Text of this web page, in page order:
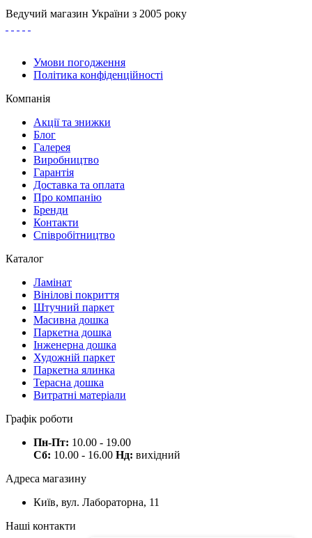
Ведучий магазин України з 2005 року
Умови погодження
Політика конфіденційності
Компанія
Акції та знижки
Блог
Галерея
Виробництво
Гарантія
Доставка та оплата
Про компанію
Бренди
Контакти
Співробітництво
Каталог
Ламінат
Вінілові покриття
Штучний паркет
Масивна дошка
Паркетна дошка
Інженерна дошка
Художній паркет
Паркетна ялинка
Терасна дошка
Витратні матеріали
Графік роботи
Пн-Пт: 10.00 - 19.00
Сб: 10.00 - 16.00 Нд: вихідний
Адреса магазину
Київ, вул. Лабораторна, 11
Наші контакти